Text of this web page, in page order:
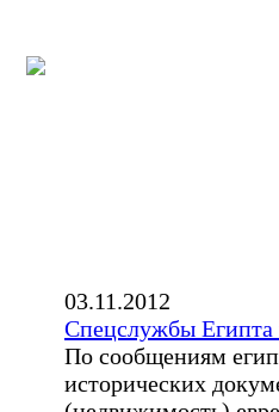
03.11.2012
Спецслужбы Египта
По сообщениям
исторических